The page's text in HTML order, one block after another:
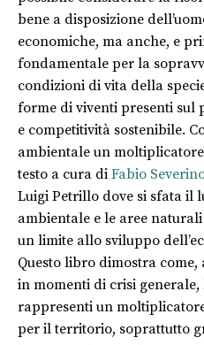
bene a disposizione
economiche, ma anche, e
fondamentale per la
condizioni di vita della
forme di viventi presenti sul
e competitività sostenibile.
ambientale un
testo a cura di Fabio
Luigi Petrillo dove si sfata il
ambientale e le aree
un limite allo sviluppo
Questo libro dimostra come,
in momenti di crisi generale,
rappresenti un
per il territorio, soprattutto